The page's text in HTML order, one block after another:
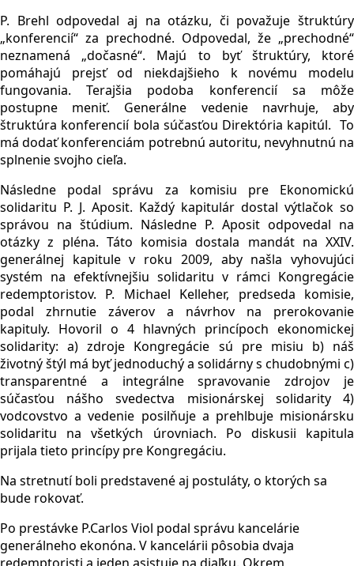
P. Brehl odpovedal aj na otázku, či považuje štruktúry
„konferencií“ za prechodné. Odpovedal, že „prechodné“
neznamená „dočasné“. Majú to byť štruktúry, ktoré
pomáhajú prejsť od niekdajšieho k novému modelu
fungovania. Terajšia podoba konferencií sa môže
postupne meniť. Generálne vedenie navrhuje, aby
štruktúra konferencií bola súčasťou Direktória kapitúl. To
má dodať konferenciám potrebnú autoritu, nevyhnutnú na
splnenie svojho cieľa.
Následne podal správu za komisiu pre Ekonomickú
solidaritu P. J. Aposit. Každý kapitulár dostal výtlačok so
správou na štúdium. Následne P. Aposit odpovedal na
otázky z pléna. Táto komisia dostala mandát na XXIV.
generálnej kapitule v roku 2009, aby našla vyhovujúci
systém na efektívnejšiu solidaritu v rámci Kongregácie
redemptoristov. P. Michael Kelleher, predseda komisie,
podal zhrnutie záverov a návrhov na prerokovanie
kapituly. Hovoril o 4 hlavných princípoch ekonomickej
solidarity: a) zdroje Kongregácie sú pre misiu b) náš
životný štýl má byť jednoduchý a solidárny s chudobnými c)
transparentné a integrálne spravovanie zdrojov je
súčasťou nášho svedectva misionárskej solidarity 4)
vodcovstvo a vedenie posilňuje a prehlbuje misionársku
solidaritu na všetkých úrovniach. Po diskusii kapitula
prijala tieto princípy pre Kongregáciu.
Na stretnutí boli predstavené aj postuláty, o ktorých sa
bude rokovať.
Po prestávke P.Carlos Viol podal správu kancelárie
generálneho ekonóna. V kancelárii pôsobia dvaja